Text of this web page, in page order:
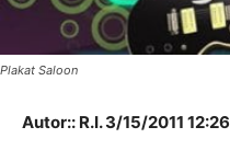
Plakat Saloon
Autor:: R.I. 3/15/2011 12:26